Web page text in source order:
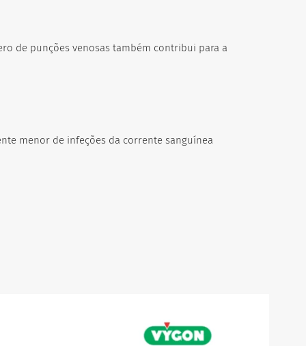
de punções venosas também contribui para a
menor de infeções da corrente sanguínea